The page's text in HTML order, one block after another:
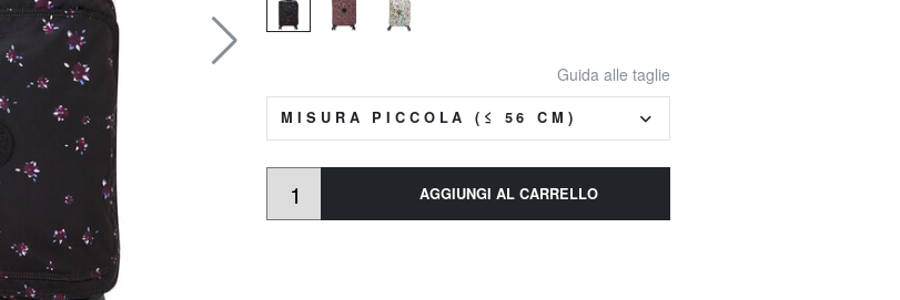
Guida alle taglie
MISURA PICCOLA (≤ 56 CM)
AGGIUNGI AL CARRELLO